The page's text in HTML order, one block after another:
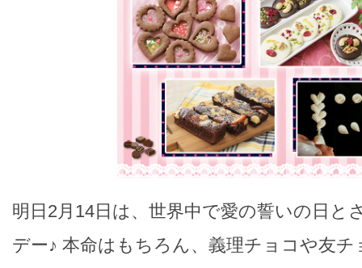
明日2月14日は、世界中で愛の誓いの日と
デー♪ 本命はもちろん、義理チョコや友